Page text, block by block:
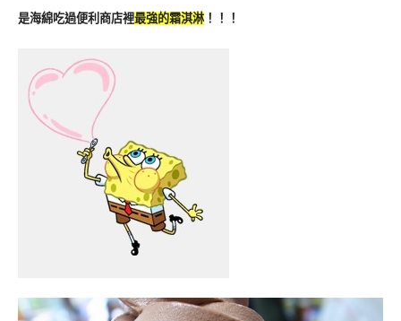
是海綿吃過便利商店裡最強的霜淇淋 ！！！